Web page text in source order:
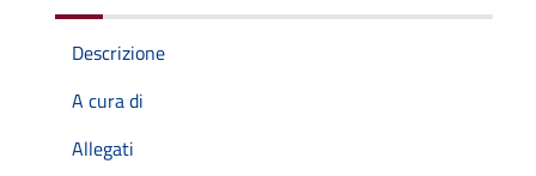
Descrizione
A cura di
Allegati